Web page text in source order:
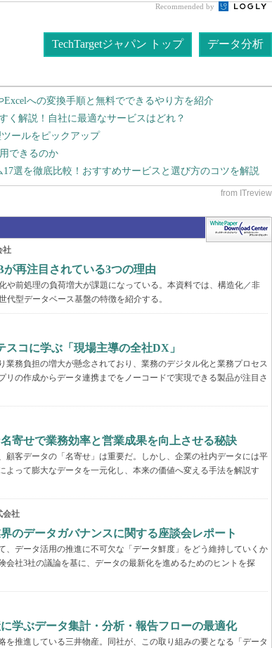
Recommended by
TechTargetジャパン トップ データ分析
への変換手順と無料でできるやり方を紹介
く解説！自社に最適なサービスはどれ？
ールをピックアップ
できるのか
17選を徹底比較！おすすめサービスと選び方のコツを解説
社
再注目されている3つの理由
や前処理の負荷増大が課題になっている。本資料では、構造化／非
型データベース基盤の特徴を紹介する。
コに学ぶ「現場主導の全社DX」
業務負担の増大が懸念されており、業務のデジタル化と業務プロセス
の作成からデータ連携までをノーコードで実現できる製品が注目さ
寄せで業務効率と営業成果を向上させる秘訣
顧客データの「名寄せ」は重要だ。しかし、企業の社内データには平
よって膨大なデータを一元化し、本来の価値へ変える手法を解説す
会社
のデータガバナンスに関する座談会レポート
、データ活用の推進に不可欠な「データ鮮度」をどう維持していくか
会社3社の議論を基に、データの最新化を進めるためのヒントを探
学ぶデータ集計・分析・報告フローの最適化
推進している三井物産。同社が、この取り組みの要となる「データ